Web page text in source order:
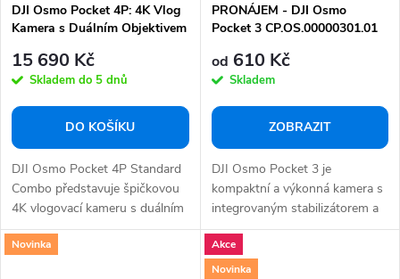
DJI Osmo Pocket 4P: 4K Vlog
Kamera s Duálním Objektivem
15 690 Kč
Skladem do 5 dnů
DO KOŠÍKU
DJI Osmo Pocket 4P Standard
Combo představuje špičkovou
4K vlogovací kameru s duálním
objektivem,...
PRONÁJEM - DJI Osmo
Pocket 3 CP.OS.00000301.01
od 610 Kč
Skladem
ZOBRAZIT
DJI Osmo Pocket 3 je
kompaktní a výkonná kamera s
integrovaným stabilizátorem a
velkým 1palcovým...
Novinka
Akce
Novinka